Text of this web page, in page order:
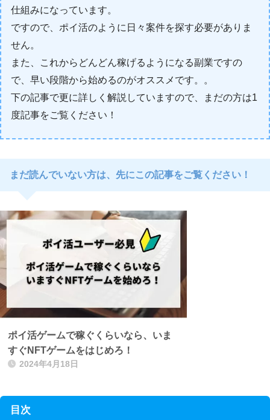
仕組みになっています。
ですので、ポイ活のように日々案件を探す必要がありま
せん。
また、これからどんどん稼げるようになる副業ですの
で、早い段階から始めるのがオススメです。。
下の記事で更に詳しく解説していますので、まだの方は1
度記事をご覧ください！
まだ読んでいない方は、先にこの記事をご覧ください！
ポイ活ゲームで稼ぐくらいなら、いま
すぐNFTゲームをはじめろ！
2024年4月18日
目次